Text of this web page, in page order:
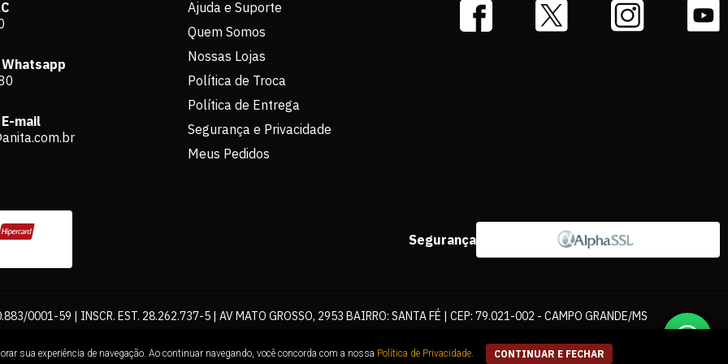
mail
Ajuda e Suporte
Quem Somos
Nossas Lojas
Política de Troca
Política de Entrega
Segurança e Privacidade
Meus Pedidos
Segurança
0001-59 | INSCR. EST. 28.262.737-5 | AV MATO GROSSO, 2953 BAIRRO: SANTA FÉ | CEP: 79.021-002 - CAMPO GRANDE/MS
Loja. É proibida a utilização total ou parcial sem nossa autorização.
sua experiência de navegação. Ao continuar navegando, você concorda com a nossa Política de Privacidade CONTINUAR E FECHAR